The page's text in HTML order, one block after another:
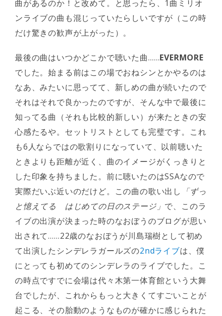
曲があるのか！と改めて。と思ったら、1曲ミリオ
ンライブの曲も混じっていたらしいですが（この時
だけ驚きの歓声が上がった）。
最後の曲はいつかどこかで聴いた曲……EVERMORE
でした。始まる前はこの場でおねシンとかやるのは
なあ、みたいに思ってて、新しめの曲が続いたので
それはそれで良かったのですが、そんな中で最後に
知ってる曲（それも比較的新しい）が来たときの安
心感たるや。セットリストとしても完璧です。これ
も6人ならではの歌割りになっていて、以前聴いた
ときよりも距離が近く、曲のイメージがくっきりと
した印象を持ちました。前に聴いたのはSSAなので
実際だいぶ近いのだけど。この曲の歌い出し
「ずっ
と憶えてる はじめての日のステージ」 で、このラ
イブの出演が決まった時のなおぼうのブログが思い
出されて……22歳のなおぼうが川島瑞樹として初め
て出演したシンデレラガールズの2ndライブは、僕
にとっても初めてのシンデレラのライブでした。こ
の時点ですでに会場は代々木第一体育館という大舞
台でしたが、これからもっと大きくてすごいことが
起こる、その胎動のようなものが確かに感じられた